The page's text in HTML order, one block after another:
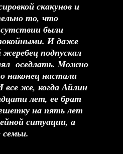
скакунов и
то, что
были
И даже
подпускал
оседлать. Можно
наконец настали
все же, когда Айлин
лет, ее брат
на пять лет
ситуации, а